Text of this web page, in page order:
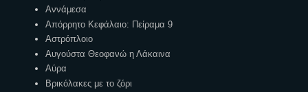
Αννάμεσα
Απόρρητο Κεφάλαιο: Πείραμα 9
Αστρόπλοιο
Αυγούστα Θεοφανώ η Λάκαινα
Αύρα
Βρικόλακες με το ζόρι